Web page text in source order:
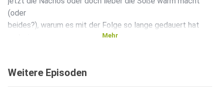
(oder
beides?), warum es mit der Folge so lange gedauert hat
Mehr
Weitere Episoden